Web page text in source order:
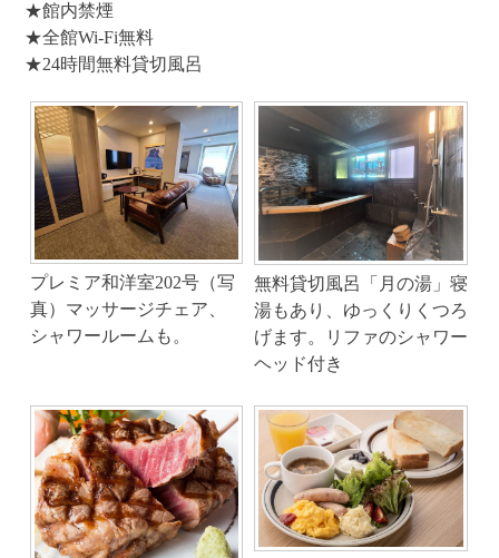
★館内禁煙
★全館Wi-Fi無料
★24時間無料貸切風呂
プレミア和洋室202号（写
真）マッサージチェア、
シャワールームも。
無料貸切風呂「月の湯」寝
湯もあり、ゆっくりくつろ
げます。リファのシャワー
ヘッド付き